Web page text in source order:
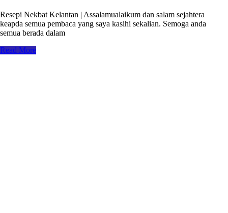
Resepi Nekbat Kelantan | Assalamualaikum dan salam sejahtera
keapda semua pembaca yang saya kasihi sekalian. Semoga anda
semua berada dalam
Read More